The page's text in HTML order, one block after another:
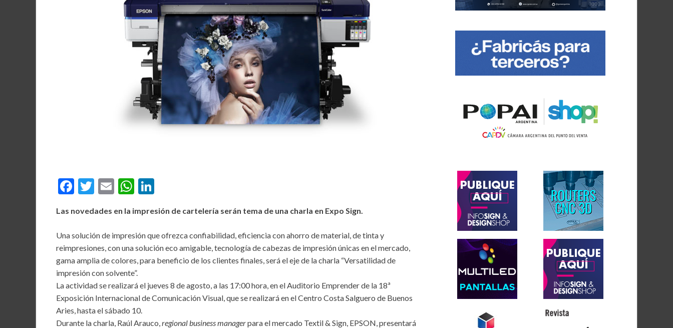
F
e
b
o
o
k
T
itt
er
E
ai
l
W
at
s
A
p
p
ke
dI
n
Las novedades en la impresión de cartelería serán tema de una charla en Expo Sign.
Una solución de impresión que ofrezca confiabilidad, eficiencia con ahorro de material, de tinta y
reimpresiones, con una solución eco amigable, tecnología de cabezas de impresión únicas en el mercado,
gama amplia de colores, para beneficio de los clientes finales, será el eje de la charla “Versatilidad de
impresión con solvente”.
La actividad se realizará el jueves 8 de agosto, a las 17:00 hora, en el Auditorio Emprender de la 18ª
Exposición Internacional de Comunicación Visual, que se realizará en el Centro Costa Salguero de Buenos
Aries, hasta el sábado 10.
Durante la charla, Raúl Arauco, regional business managerpara el mercado Textil & Sign, EPSON, presentará